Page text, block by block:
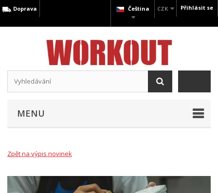
Přihlásit se
CZK
Čeština
Doprava
MENU
Zpět na výpis novinek